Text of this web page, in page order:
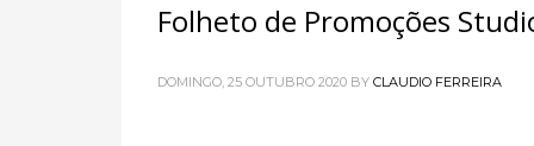
Folheto de Promoções
DOMINGO, 25 OUTUBRO 2020 BY CLAUDIO FERREIRA